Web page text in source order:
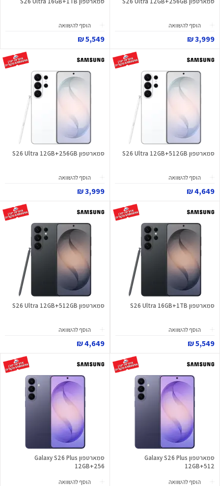
הוסף להשוואה
3,999 ₪
הוסף להשוואה
5,549 ₪
סמארטפון S26 Ultra 12GB+512GB
הוסף להשוואה
4,649 ₪
סמארטפון S26 Ultra 12GB+256GB
הוסף להשוואה
3,999 ₪
סמארטפון S26 Ultra 16GB+1TB
הוסף להשוואה
5,549 ₪
סמארטפון S26 Ultra 12GB+512GB
הוסף להשוואה
4,649 ₪
סמארטפון Galaxy S26 Plus
12GB+512
הוסף להשוואה
סמארטפון Galaxy S26 Plus
12GB+256
הוסף להשוואה